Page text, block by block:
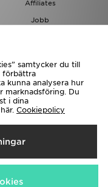
Affiliates
Jobb
samtycker du till
förbättra
kunna analysera hur
marknadsföring. Du
i dina
Cookiepolicy